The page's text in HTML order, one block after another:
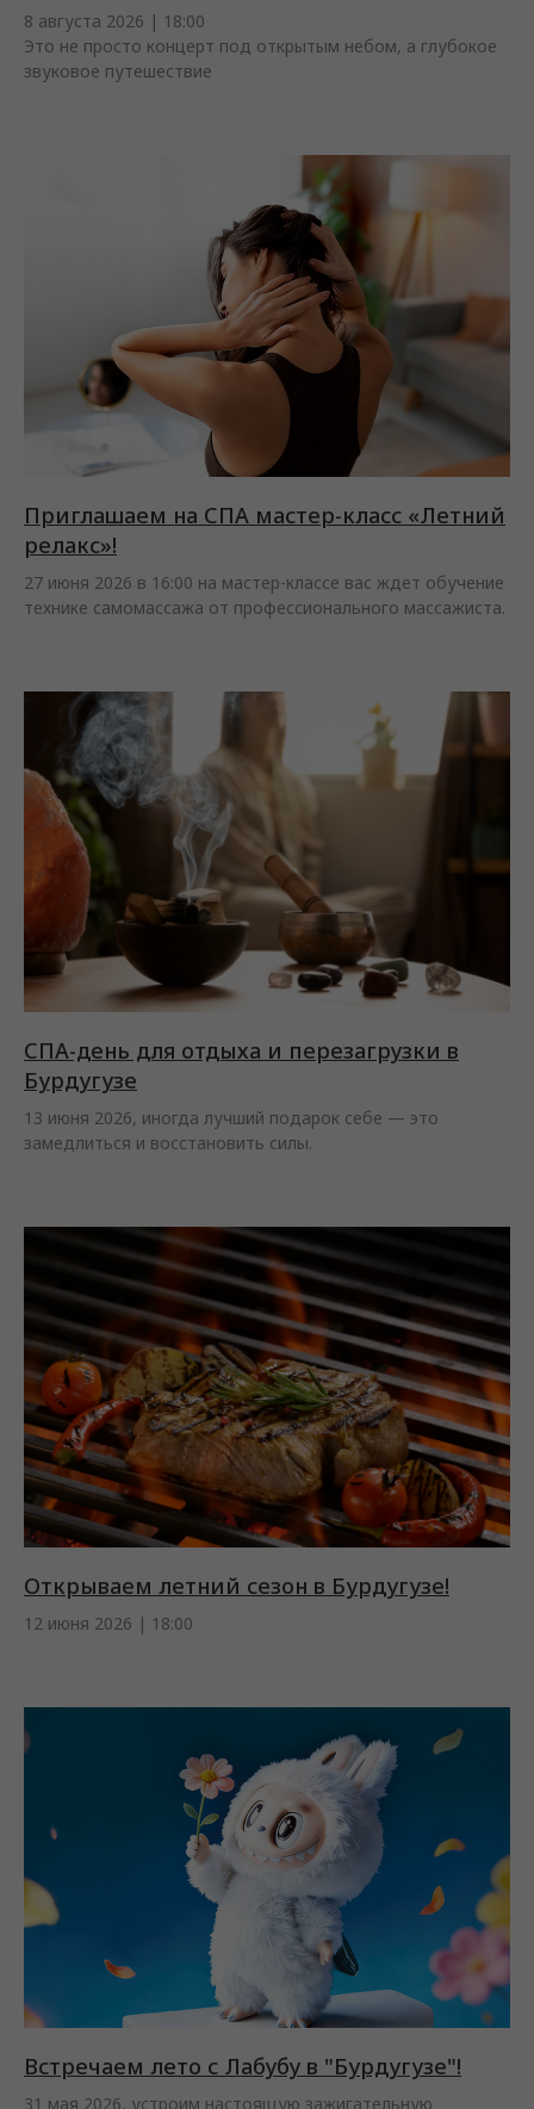
8 августа 2026 | 18:00
Это не просто концерт под открытым небом, а глубокое
звуковое путешествие
Приглашаем на СПА мастер-класс «Летний
релакс»!
27 июня 2026 в 16:00 на мастер-классе вас ждет обучение
технике самомассажа от профессионального массажиста.
СПА-день для отдыха и перезагрузки в
Бурдугузе
13 июня 2026, иногда лучший подарок себе — это
замедлиться и восстановить силы.
Открываем летний сезон в Бурдугузе!
12 июня 2026 | 18:00
Встречаем лето с Лабубу в "Бурдугузе"!
31 мая 2026, устроим настоящую зажигательную